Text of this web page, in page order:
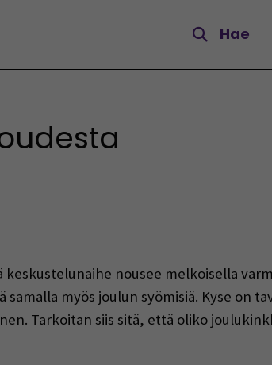
Hae
nousee melkoisella
myös joulun syömisiä. Kyse on
Tarkoitan siis sitä, että oliko